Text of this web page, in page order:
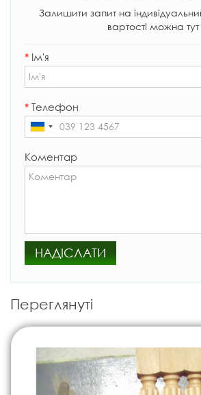
Залишити запит на
вартості можна тут
* Ім'я
* Телефон
Коментар
НАДІСЛАТИ
Переглянуті